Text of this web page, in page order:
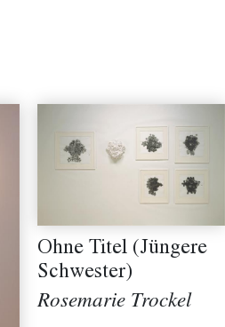
Ohne Titel (Jüngere
Schwester)
Rosemarie Trockel